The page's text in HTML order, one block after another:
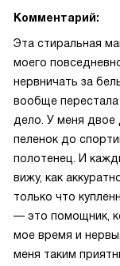
Комментарий:
Эта стиральная
моего
нервничать за
вообще перестала
дело. У меня двое
пеленок до
полотенец. И
вижу, как
только что
— это помощник,
мое время и
меня таким